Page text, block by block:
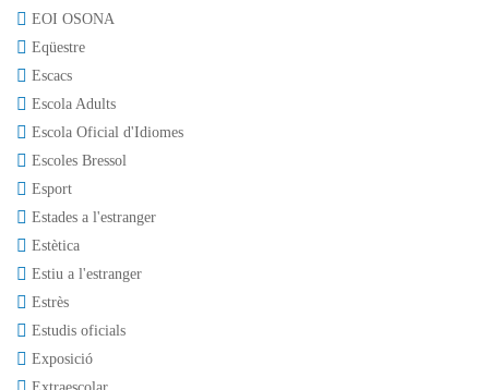
EOI OSONA
Eqüestre
Escacs
Escola Adults
Escola Oficial d'Idiomes
Escoles Bressol
Esport
Estades a l'estranger
Estètica
Estiu a l'estranger
Estrès
Estudis oficials
Exposició